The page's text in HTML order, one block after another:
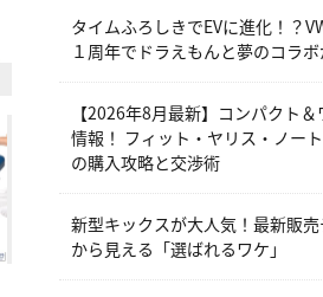
タイムふろしきでEVに進化！？
１周年でドラえもんと夢のコラボ
【2026年8月最新】コンパクト
情報！ フィット・ヤリス・ノー
の購入攻略と交渉術
新型キックスが大人気！最新販
から見える「選ばれるワケ」